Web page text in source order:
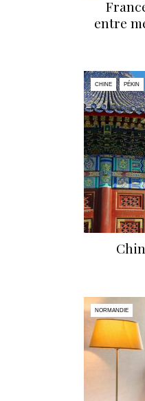
entre
CHINE PÉKIN
NORMANDIE